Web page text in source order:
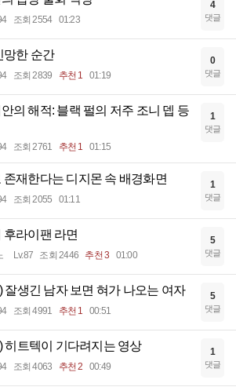
조회 2554 01:23
4
댓글
망한 순간
조회 2839 추천 1 01:19
0
댓글
의 해적: 블랙 펄의 저주 조니 뎁 등
조회 2761 추천 1 01:15
1
댓글
존재한다는 디지몬 속 배경화면
조회 2055 01:11
1
댓글
후라이팬 라면
Lv.87 조회 2446 추천 3 01:00
5
댓글
잘생긴 남자 보면 혀가 나오는 여자
조회 4991 추천 1 00:51
5
댓글
히트텍이 기다려지는 영상
조회 4063 추천 2 00:49
1
댓글